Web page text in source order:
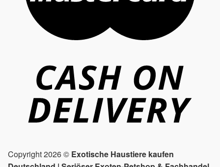
Copyright 2026 © Exotische Haustiere kaufen